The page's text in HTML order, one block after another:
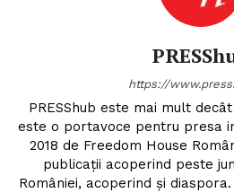
https://
PRESShub este mai mult
este o portavoce pentru presa
2018 de Freedom House
publicații acoperind peste
României, acoperind și